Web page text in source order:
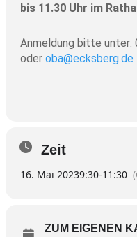
bis 11.30 Uhr im
Anmeldung bitte unter:
oder oba@ecksberg.de
Zeit
16. Mai 20239:30-11:30
ZUM EIGENEN